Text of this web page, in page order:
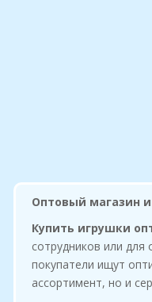
Оптовый магазин
Купить игрушки
сотрудников или
покупатели ищут
ассортимент, но и